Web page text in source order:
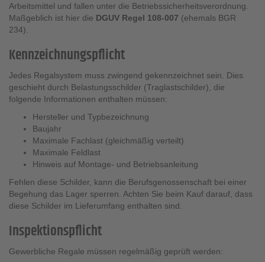
Arbeitsmittel und fallen unter die Betriebssicherheitsverordnung.
Maßgeblich ist hier die DGUV Regel 108-007 (ehemals BGR
234).
Kennzeichnungspflicht
Jedes Regalsystem muss zwingend gekennzeichnet sein. Dies
geschieht durch Belastungsschilder (Traglastschilder), die
folgende Informationen enthalten müssen:
Hersteller und Typbezeichnung
Baujahr
Maximale Fachlast (gleichmäßig verteilt)
Maximale Feldlast
Hinweis auf Montage- und Betriebsanleitung
Fehlen diese Schilder, kann die Berufsgenossenschaft bei einer
Begehung das Lager sperren. Achten Sie beim Kauf darauf, dass
diese Schilder im Lieferumfang enthalten sind.
Inspektionspflicht
Gewerbliche Regale müssen regelmäßig geprüft werden: